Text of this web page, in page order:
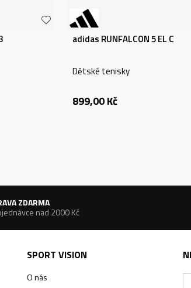
adidas RUNFALCON 5 EL C
Dětské tenisky
899,00Kč
ZDARMA
nad 2000 Kč
SPORT VISION
O nás